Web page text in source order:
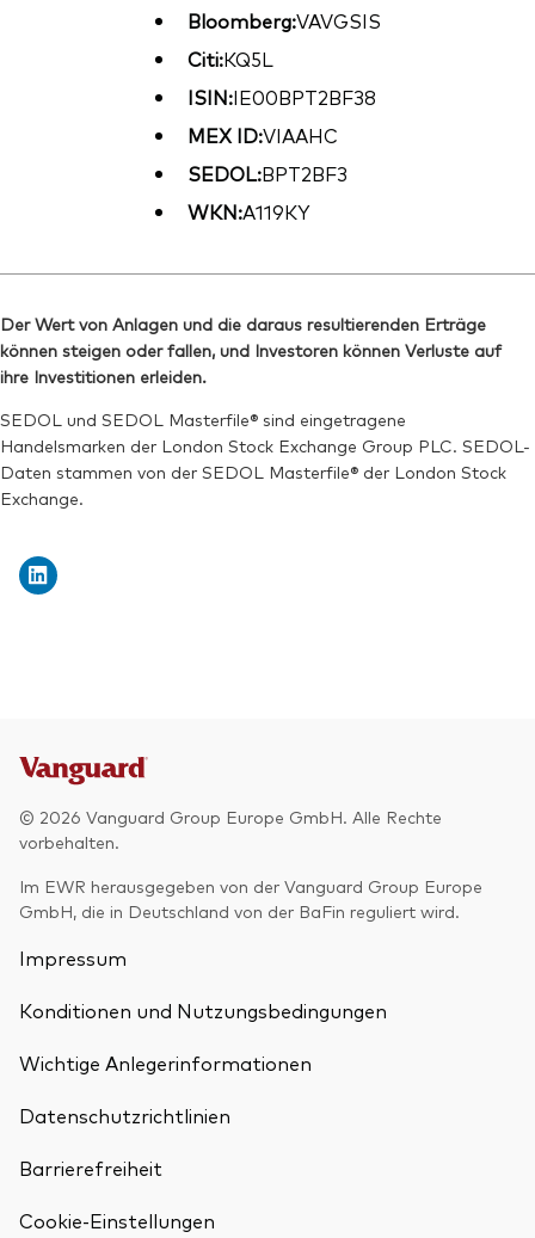
Bloomberg:VAVGSIS
Citi:KQ5L
ISIN:IE00BPT2BF38
MEX ID:VIAAHC
SEDOL:BPT2BF3
WKN:A119KY
Der Wert von Anlagen und die daraus resultierenden Erträge
können steigen oder fallen, und Investoren können Verluste auf
ihre Investitionen erleiden.
SEDOL und SEDOL Masterfile® sind eingetragene
Handelsmarken der London Stock Exchange Group PLC. SEDOL-
Daten stammen von der SEDOL Masterfile® der London Stock
Exchange.
© 2026 Vanguard Group Europe GmbH. Alle Rechte
vorbehalten.
Im EWR herausgegeben von der Vanguard Group Europe
GmbH, die in Deutschland von der BaFin reguliert wird.
Impressum
Konditionen und Nutzungsbedingungen
Wichtige Anlegerinformationen
Datenschutzrichtlinien
Barrierefreiheit
Cookie-Einstellungen